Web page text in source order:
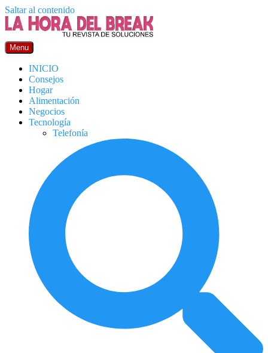
Saltar al contenido
Menu
INICIO
Consejos
Hogar
Alimentación
Negocios
Tecnología
Telefonía